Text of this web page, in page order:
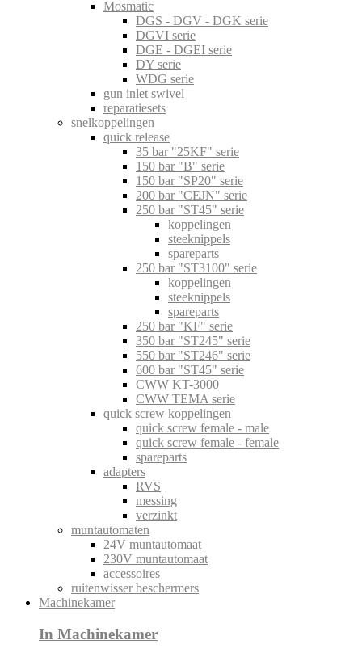
Mosmatic
DGS - DGV - DGK serie
DGVI serie
DGE - DGEI serie
DY serie
WDG serie
gun inlet swivel
reparatiesets
snelkoppelingen
quick release
35 bar "25KF" serie
150 bar "B" serie
150 bar "SP20" serie
200 bar "CEJN" serie
250 bar "ST45" serie
koppelingen
steeknippels
spareparts
250 bar "ST3100" serie
koppelingen
steeknippels
spareparts
250 bar "KF" serie
350 bar "ST245" serie
550 bar "ST246" serie
600 bar "ST45" serie
CWW KT-3000
CWW TEMA serie
quick screw koppelingen
quick screw female - male
quick screw female - female
spareparts
adapters
RVS
messing
verzinkt
muntautomaten
24V muntautomaat
230V muntautomaat
accessoires
ruitenwisser beschermers
Machinekamer
In Machinekamer